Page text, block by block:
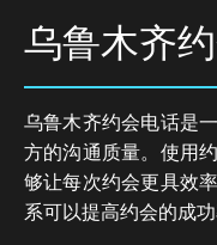
乌鲁木齐
乌鲁木齐约会电话是
方的沟通质量。使用
够让每次约会更具效
系可以提高约会的成功